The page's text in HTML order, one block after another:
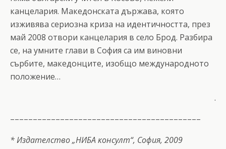
канцелария. Македонската държава, която
изживява сериозна криза на идентичността, през
май 2008 отвори канцелария в село Брод. Разбира
се, на умните глави в София са им виновни
сърбите, македонците, изобщо международното
положение…
.
––––––––––––––––––––––––––––––––––––––––––
* Издателство „НИБА консулт“, София, 2009